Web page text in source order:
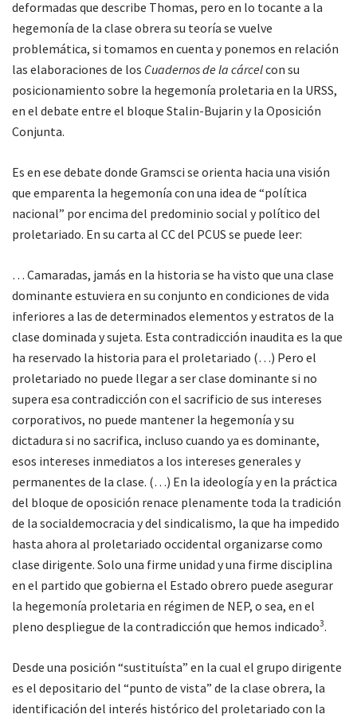
deformadas que describe Thomas, pero en lo tocante a la
hegemonía de la clase obrera su teoría se vuelve
problemática, si tomamos en cuenta y ponemos en relación
las elaboraciones de los Cuadernos de la cárcelcon su
posicionamiento sobre la hegemonía proletaria en la URSS,
en el debate entre el bloque Stalin-Bujarin y la Oposición
Conjunta.
Es en ese debate donde Gramsci se orienta hacia una visión
que emparenta la hegemonía con una idea de “política
nacional” por encima del predominio social y político del
proletariado. En su carta al CC del PCUS se puede leer:
… Camaradas, jamás en la historia se ha visto que una clase
dominante estuviera en su conjunto en condiciones de vida
inferiores a las de determinados elementos y estratos de la
clase dominada y sujeta. Esta contradicción inaudita es la que
ha reservado la historia para el proletariado (…) Pero el
proletariado no puede llegar a ser clase dominante si no
supera esa contradicción con el sacrificio de sus intereses
corporativos, no puede mantener la hegemonía y su
dictadura si no sacrifica, incluso cuando ya es dominante,
esos intereses inmediatos a los intereses generales y
permanentes de la clase. (…) En la ideología y en la práctica
del bloque de oposición renace plenamente toda la tradición
de la socialdemocracia y del sindicalismo, la que ha impedido
hasta ahora al proletariado occidental organizarse como
clase dirigente. Solo una firme unidad y una firme disciplina
en el partido que gobierna el Estado obrero puede asegurar
la hegemonía proletaria en régimen de NEP, o sea, en el
pleno despliegue de la contradicción que hemos indicado3.
Desde una posición “sustituísta” en la cual el grupo dirigente
es el depositario del “punto de vista” de la clase obrera, la
identificación del interés histórico del proletariado con la